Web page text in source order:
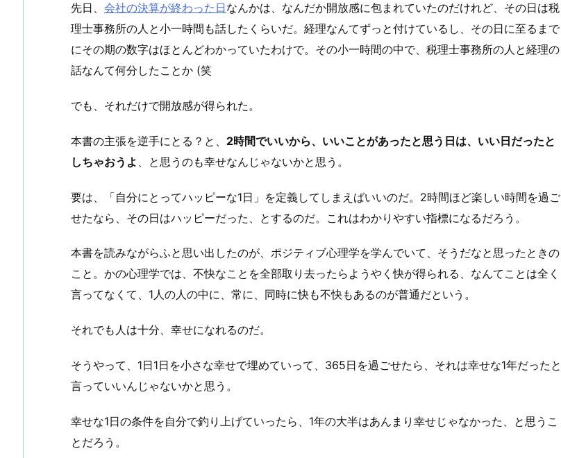
先日、 会社の決算が終わった日なんかは、なんだか開放感に包まれていたのだけれど、その日は税
理士事務所の人と小一時間も話したくらいだ。経理なんてずっと付けているし、その日に至るまで
にその期の数字はほとんどわかっていたわけで。その小一時間の中で、税理士事務所の人と経理の
話なんて何分したことか (笑
でも、それだけで開放感が得られた。
本書の主張を逆手にとる？と、 2時間でいいから、いいことがあったと思う日は、いい日だったと
しちゃおうよ
、と思うのも幸せなんじゃないかと思う。
要は、「自分にとってハッピーな1日」を定義してしまえばいいのだ。2時間ほど楽しい時間を過ご
せたなら、その日はハッピーだった、とするのだ。これはわかりやすい指標になるだろう。
本書を読みながらふと思い出したのが、ポジティブ心理学を学んでいて、そうだなと思ったときの
こと。かの心理学では、不快なことを全部取り去ったらようやく快が得られる、なんてことは全く
言ってなくて、1人の人の中に、常に、同時に快も不快もあるのが普通だという。
それでも人は十分、幸せになれるのだ。
そうやって、1日1日を小さな幸せで埋めていって、365日を過ごせたら、それは幸せな1年だったと
言っていいんじゃないかと思う。
幸せな1日の条件を自分で釣り上げていったら、1年の大半はあんまり幸せじゃなかった、と思うこ
とだろう。